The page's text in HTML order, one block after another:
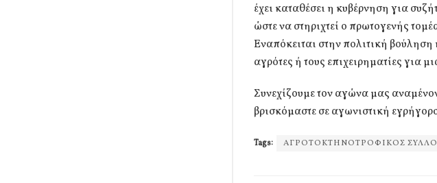
έχει καταθέσει η κυβέρνηση για
ώστε να στηριχτεί ο πρωτογενής
Εναπόκειται στην πολιτική βούληση
αγρότες ή τους επιχειρηματίες για
Συνεχίζουμε τον αγώνα μας
βρισκόμαστε σε αγωνιστική
Tags: ΑΓΡΟΤΟΚΤΗΝΟΤΡΟΦΙΚΟΣ